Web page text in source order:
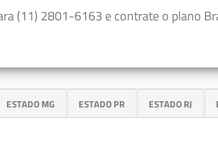
(11) 2801-6163 e contrate o plano
ESTADO MG ESTADO PR ESTADO RJ